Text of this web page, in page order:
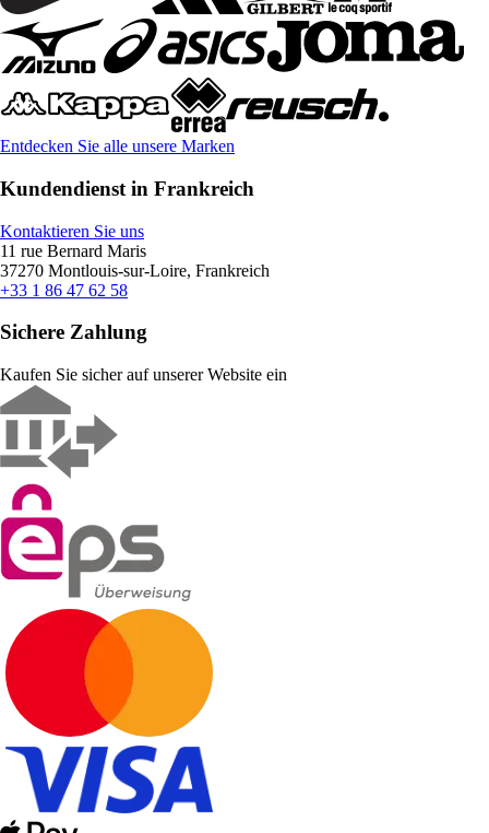
Entdecken Sie alle unsere Marken
Kundendienst in Frankreich
Kontaktieren Sie uns
11 rue Bernard Maris
37270 Montlouis-sur-Loire, Frankreich
+33 1 86 47 62 58
Sichere Zahlung
Kaufen Sie sicher auf unserer Website ein